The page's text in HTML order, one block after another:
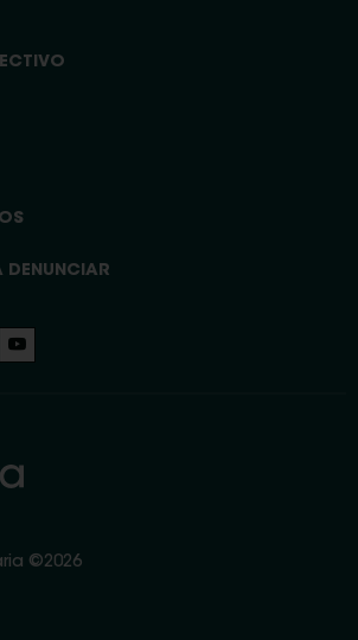
DENUNCIAR
©2026